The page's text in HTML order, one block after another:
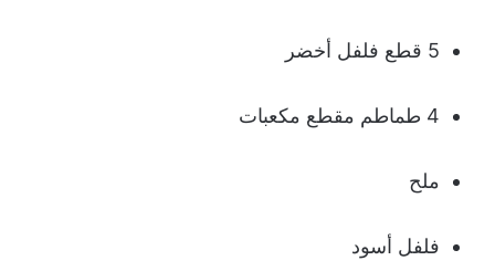
5 قطع فلفل أخضر
4 طماطم مقطع مكعبات
ملح
فلفل أسود